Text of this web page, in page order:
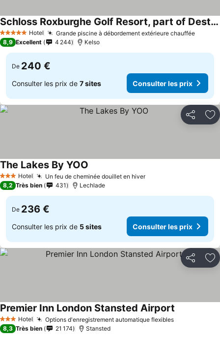
5 Étoiles Hotel Grande piscine à débordement extérieure chauffée
Schloss Roxburghe Golf Resort, part of Destination by Hyatt
8,9 Excellent 4 244 Kelso
De 240 €
Consulter les prix de 7 sites Consulter les prix
Partager
3 ÉtoilesHotel Un feu de cheminée douillet en hiver
The Lakes By YOO
8,2 Très bien 431 Lechlade
De 236 €
Consulter les prix de 5 sites Consulter les prix
Partager
3 ÉtoilesHotel Options d'enregistrement automatique flexibles
Premier Inn London Stansted Airport
8,3 Très bien 21 174 Stansted